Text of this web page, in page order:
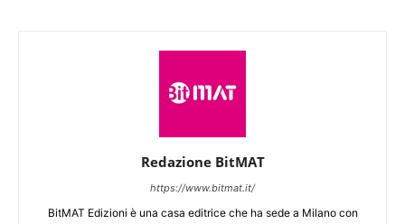
Redazione BitMAT
https://www.bitmat.it/
BitMAT Edizioni è una casa editrice che ha sede a Milano con